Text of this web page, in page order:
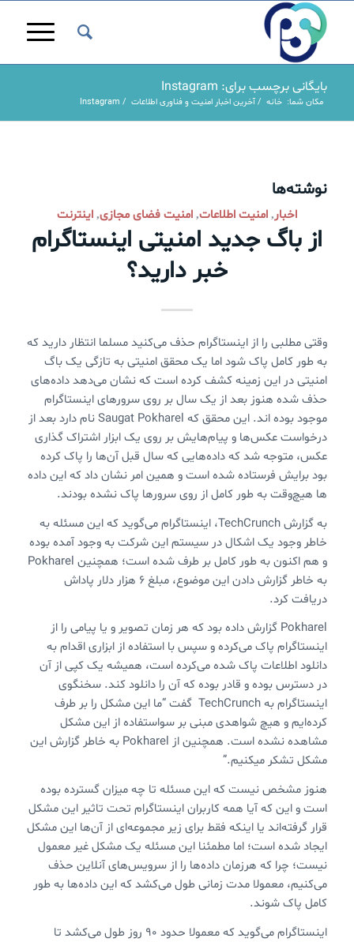
بایگانی برچسب برای: Instagram
مکان شما: خانه / آخرین اخبار امنیت و فناوری اطلاعات /
Instagram
نوشته‌ها
اخبار, امنیت اطلاعات, امنیت فضای مجازی, اینترنت
از باگ جدید امنیتی اینستاگرام
خبر دارید؟
وقتی مطلبی را از اینستاگرام حذف می‌کنید مسلما انتظار دارید که
به طور کامل پاک شود اما یک محقق امنیتی به تازگی یک باگ
امنیتی در این زمینه کشف کرده است که نشان می‌دهد داده‌های
حذف شده هنوز بعد از یک سال بر روی سرورهای اینستاگرام
موجود بوده اند. این محقق که Saugat Pokharel نام دارد بعد از
درخواست عکس‌ها و پیام‌هایش بر روی یک ابزار اشتراک گذاری
عکس، متوجه شد که داده‌هایی که سال قبل آن‌ها را پاک کرده
بود برایش فرستاده شده است و همین امر نشان داد که این داده
ها هیچ‌وقت به طور کامل از روی سرورها پاک نشده بودند.
به گزارش TechCrunch، اینستاگرام می‌گوید که این مسئله به
خاطر وجود یک اشکال در سیستم این شرکت به وجود آمده بوده
و هم اکنون به طور کامل بر طرف شده است؛ همچنین Pokharel
به خاطر گزارش دادن این موضوع، مبلغ 6 هزار دلار پاداش
دریافت کرد.
Pokharel گزارش داده بود که هر زمان تصویر و یا پیامی را از
اینستاگرام پاک می‌کرده و سپس با استفاده از ابزاری اقدام به
دانلود اطلاعات پاک شده می‌کرده است، همیشه یک کپی از آن
در دسترس بوده و قادر بوده که آن را دانلود کند. سخنگوی
اینستاگرام به TechCrunch گفت “ما این مشکل را بر طرف
کرده‌ایم و هیچ شواهدی مبنی بر سواستفاده از این مشکل
مشاهده نشده است. همچنین از Pokharel به خاطر گزارش این
مشکل تشکر میکنیم.”
هنوز مشخص نیست که این مسئله تا چه میزان گسترده بوده
است و این که آیا همه کاربران اینستاگرام تحت تاثیر این مشکل
قرار گرفته‌اند یا اینکه فقط برای زیر مجموعه‌ای از آن‌ها این مشکل
ایجاد شده است؛ اما مطمئنا این مسئله یک مشکل غیر معمول
نیست؛ چرا که هرزمان داده‌ها را از سرویس‌های آنلاین حذف
می‌کنیم، معمولا مدت زمانی طول می‌کشد که این داده‌ها به طور
کامل پاک شوند.
اینستاگرام می‌گوید که معمولا حدود 90 روز طول می‌کشد تا